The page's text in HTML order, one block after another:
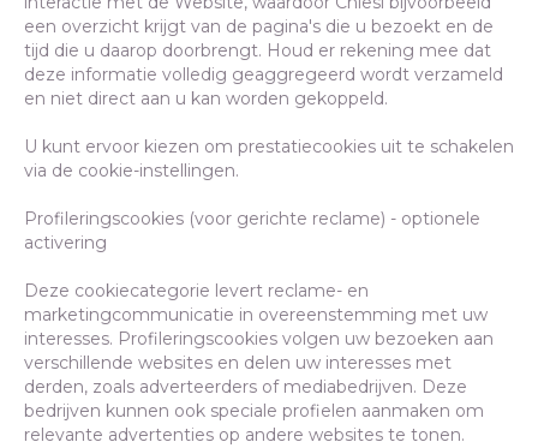
een overzicht krijgt van de pagina's die u bezoekt en de
tijd die u daarop doorbrengt. Houd er rekening mee dat
deze informatie volledig geaggregeerd wordt verzameld
en niet direct aan u kan worden gekoppeld.
U kunt ervoor kiezen om prestatiecookies uit te schakelen
via de cookie-instellingen.
Profileringscookies (voor gerichte reclame) - optionele
activering
Deze cookiecategorie levert reclame- en
marketingcommunicatie in overeenstemming met uw
interesses. Profileringscookies volgen uw bezoeken aan
verschillende websites en delen uw interesses met
derden, zoals adverteerders of mediabedrijven. Deze
bedrijven kunnen ook speciale profielen aanmaken om
relevante advertenties op andere websites te tonen.